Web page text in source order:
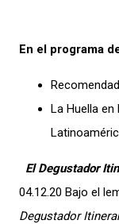
En el programa
La Huella
El Degustador
04.12.20 Bajo el
Degustador